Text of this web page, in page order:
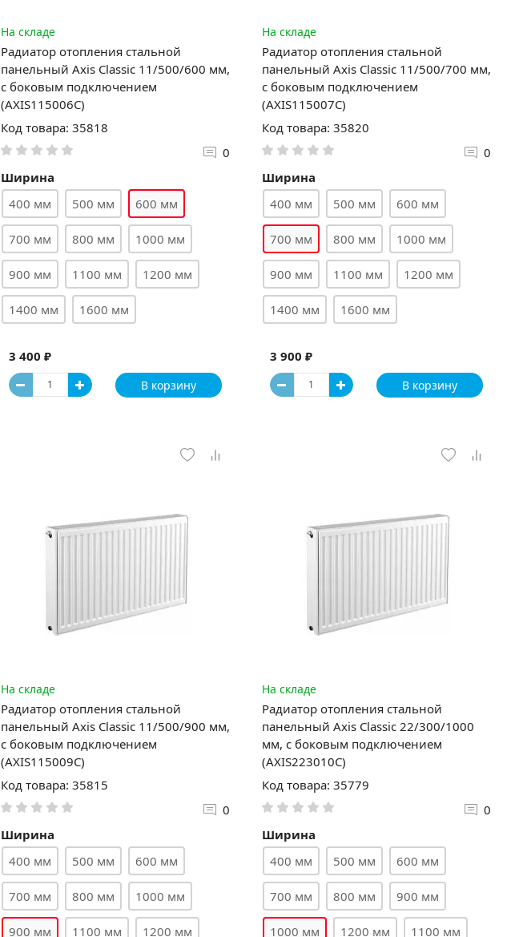
На складе
Радиатор отопления стальной
панельный Axis Classic 11/500/600 мм,
с боковым подключением
(AXIS115006C)
Код товара: 35818
0
Ширина
400 мм
500 мм 600 мм
700 мм 800 мм 1000 мм
900 мм 1100 мм 1200 мм
1400 мм 1600 мм
3 400 ₽
В корзину
На складе
Радиатор отопления стальной
панельный Axis Classic 11/500/700 мм,
с боковым подключением
(AXIS115007C)
Код товара: 35820
0
Ширина
400 мм
500 мм 600 мм
700 мм 800 мм 1000 мм
900 мм 1100 мм 1200 мм
1400 мм 1600 мм
3 900 ₽
В корзину
На складе
Радиатор отопления стальной
панельный Axis Classic 11/500/900 мм,
с боковым подключением
(AXIS115009C)
Код товара: 35815
0
Ширина
400 мм
500 мм 600 мм
700 мм 800 мм 1000 мм
900 мм 1100 мм 1200 мм
На складе
Радиатор отопления стальной
панельный Axis Classic 22/300/1000
мм, с боковым подключением
(AXIS223010C)
Код товара: 35779
0
Ширина
400 мм
500 мм 600 мм
700 мм 800 мм 900 мм
1000 мм 1200 мм 1100 мм